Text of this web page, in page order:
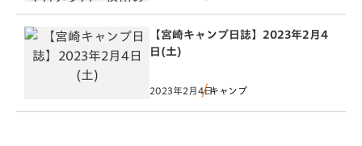
【宮崎キャンプ日誌】2023年2月4
日(土)
2023年2月4日キャンプ